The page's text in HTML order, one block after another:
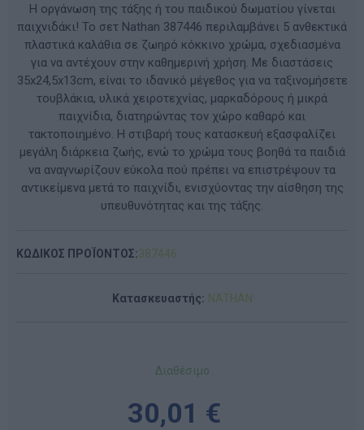
Η οργάνωση της τάξης ή του παιδικού δωματίου γίνεται
παιχνιδάκι! Το σετ Nathan 387446 περιλαμβάνει 5 ανθεκτικά
πλαστικά καλάθια σε ζωηρό κόκκινο χρώμα, σχεδιασμένα
για να αντέχουν στην καθημερινή χρήση. Με διαστάσεις
35x24,5x13cm, είναι το ιδανικό μέγεθος για να ταξινομήσετε
τουβλάκια, υλικά χειροτεχνίας, μαρκαδόρους ή μικρά
παιχνίδια, διατηρώντας τον χώρο καθαρό και
τακτοποιημένο. Η στιβαρή τους κατασκευή εξασφαλίζει
μεγάλη διάρκεια ζωής, ενώ το χρώμα τους βοηθά τα παιδιά
να αναγνωρίζουν εύκολα πού πρέπει να επιστρέψουν τα
αντικείμενα μετά το παιχνίδι, ενισχύοντας την αίσθηση της
υπευθυνότητας και της τάξης.
ΚΩΔΙΚΟΣ ΠΡΟΪΟΝΤΟΣ:387446
Κατασκευαστής: NATHAN
Διαθέσιμο
30,01 €